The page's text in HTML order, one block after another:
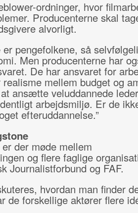
ordninger, hvor
Producenterne skal
alvorligt.
er pengefolkene, så
Men producenterne har
De har ansvaret for
mellem budget og
ansætte veluddannede
arbejdsmiljø. Er de
efteruddannelse.”
der møde mellem
og flere faglige
Journalistforbund og FAF.
hvordan man finder
de forskellige aktører flere